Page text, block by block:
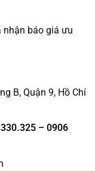
nhận báo giá ưu
B, Quận 9, Hồ Chí
– 0906